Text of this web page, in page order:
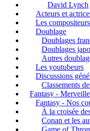
David Lynch
Acteurs et
Les compositeurs
Doublage
Doublages
Doublages
Autres
Les youtubeurs
Discussions
Classements
Fantasy -
Fantasy - Nos
À la croisée
Conan et les
Game of